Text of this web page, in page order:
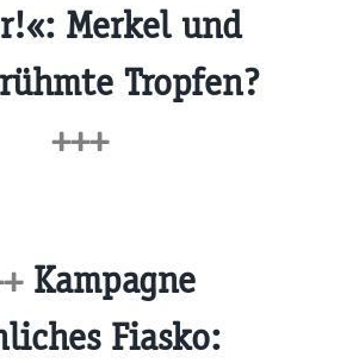
Merkel und
Tropfen?
+++
Kampagne
Fiasko: